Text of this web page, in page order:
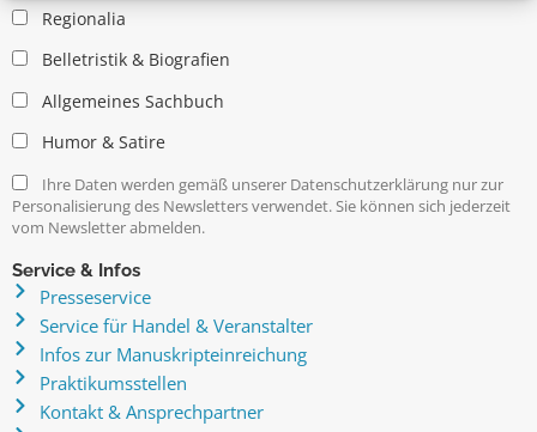
Regionalia
Belletristik & Biografien
Allgemeines Sachbuch
Humor & Satire
Ihre Daten werden gemäß unserer Datenschutzerklärung nur zur
Personalisierung des Newsletters verwendet. Sie können sich jederzeit
vom Newsletter abmelden.
Service & Infos
Presseservice
Service für Handel & Veranstalter
Infos zur Manuskripteinreichung
Praktikumsstellen
Kontakt & Ansprechpartner